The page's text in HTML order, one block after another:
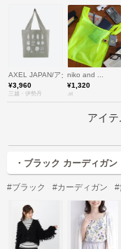
AXEL JAPAN/アクセルジャパン
¥3,960
三越・伊勢丹
niko and ...
¥1,320
.st
アイ
・ブラック カーディガン
#ブラック #カーディガン #